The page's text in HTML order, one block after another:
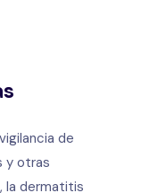
de
y otras
la dermatitis